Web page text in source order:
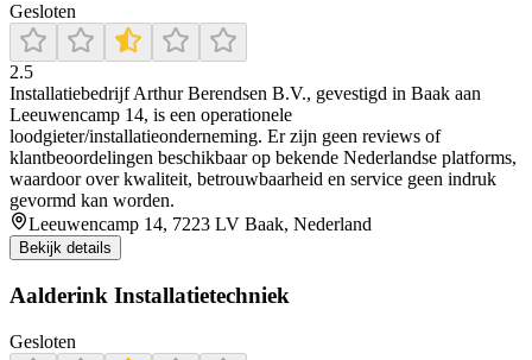
Gesloten
2.5
Installatiebedrijf Arthur Berendsen B.V., gevestigd in Baak aan
Leeuwencamp 14, is een operationele
loodgieter/installatieonderneming. Er zijn geen reviews of
klantbeoordelingen beschikbaar op bekende Nederlandse platforms,
waardoor over kwaliteit, betrouwbaarheid en service geen indruk
gevormd kan worden.
Leeuwencamp 14, 7223 LV Baak, Nederland
Bekijk details
Aalderink Installatietechniek
Gesloten